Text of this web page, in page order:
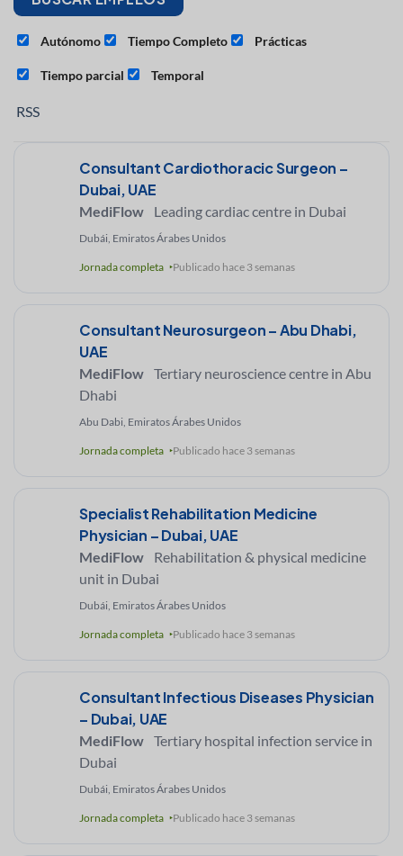
Autónomo Tiempo Completo Prácticas
Tiempo parcial Temporal
RSS
Consultant Cardiothoracic Surgeon –
Dubai, UAE
MediFlow Leading cardiac centre in Dubai
Dubái, Emiratos Árabes Unidos
Jornada completa Publicado hace 3 semanas
Consultant Neurosurgeon – Abu Dhabi,
UAE
MediFlow Tertiary neuroscience centre in Abu
Dhabi
Abu Dabi, Emiratos Árabes Unidos
Jornada completa Publicado hace 3 semanas
Specialist Rehabilitation Medicine
Physician – Dubai, UAE
MediFlow
Rehabilitation & physical medicine
unit in Dubai
Dubái, Emiratos Árabes Unidos
Jornada completa Publicado hace 3 semanas
Consultant Infectious Diseases Physician
– Dubai, UAE
MediFlow Tertiary hospital infection service in
Dubai
Dubái, Emiratos Árabes Unidos
Jornada completa Publicado hace 3 semanas